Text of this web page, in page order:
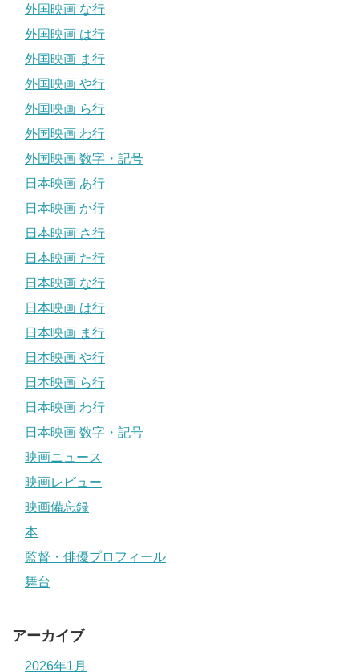
外国映画 な行
外国映画 は行
外国映画 ま行
外国映画 や行
外国映画 ら行
外国映画 わ行
外国映画 数字・記号
日本映画 あ行
日本映画 か行
日本映画 さ行
日本映画 た行
日本映画 な行
日本映画 は行
日本映画 ま行
日本映画 や行
日本映画 ら行
日本映画 わ行
日本映画 数字・記号
映画ニュース
映画レビュー
映画備忘録
本
監督・俳優プロフィール
舞台
アーカイブ
2026年1月